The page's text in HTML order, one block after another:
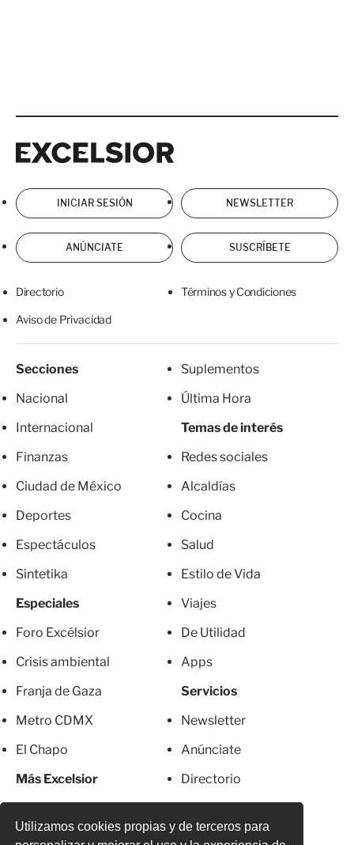
Utilizamos cookies propias y de terceros para
INICIAR SESIÓN NEWSLETTER
ANÚNCIATE SUSCRÍBETE
Directorio Términos y Condiciones
Aviso de Privacidad
Secciones
Nacional
Internacional
Finanzas
Ciudad de México
Deportes
Espectáculos
Sintetika
Especiales
Foro Excélsior
Crisis ambiental
Franja de Gaza
Metro CDMX
El Chapo
Más Excelsior
Suplementos
Última Hora
Temas de interés
Redes sociales
Alcaldías
Cocina
Salud
Estilo de Vida
Viajes
De Utilidad
Apps
Servicios
Newsletter
Anúnciate
Directorio